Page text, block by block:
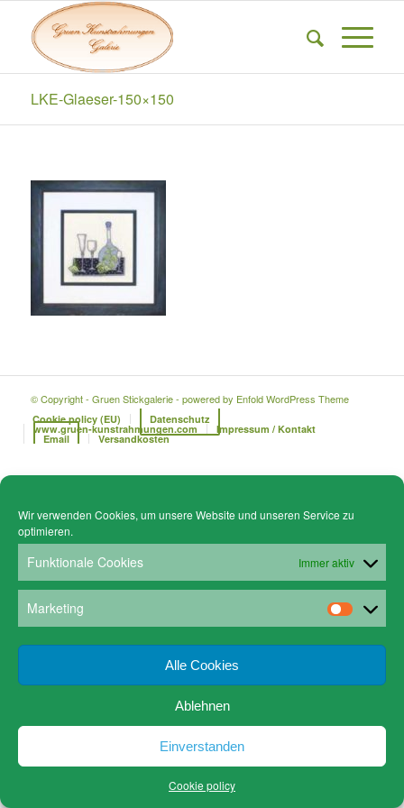
Wir verwenden Cookies, um unsere Website und unseren Service zu
optimieren.
Funktionale Cookies Immer aktiv
Marketing
Alle Cookies
Ablehnen
Einverstanden
Cookie policy
LKE-Glaeser-150×150
© Copyright - Gruen Stickgalerie - powered by Enfold WordPress Theme
Cookie policy (EU) Datenschutz
www.gruen-kunstrahmungen.com Impressum / Kontakt
Email Versandkosten